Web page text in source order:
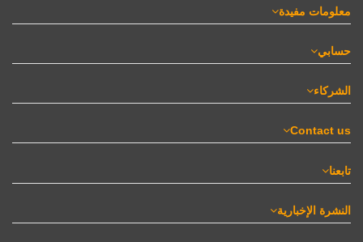
معلومات مفيدة
حسابي
الشركاء
Contact us
تابعنا
النشرة الإخبارية